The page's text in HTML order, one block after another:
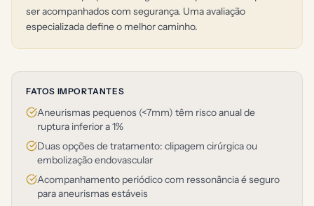
ser acompanhados com segurança. Uma avaliação
especializada define o melhor caminho.
FATOS IMPORTANTES
Aneurismas pequenos (<7mm) têm risco anual de
ruptura inferior a 1%
Duas opções de tratamento: clipagem cirúrgica ou
embolização endovascular
Acompanhamento periódico com ressonância é seguro
para aneurismas estáveis